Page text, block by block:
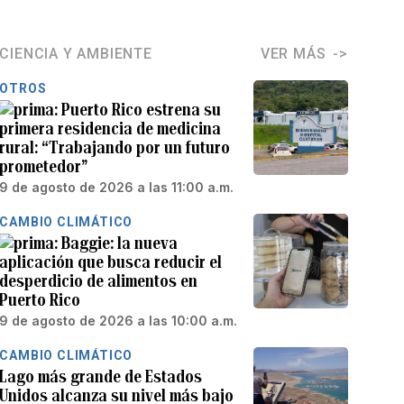
CIENCIA Y AMBIENTE VER MÁS
OTROS
Puerto Rico estrena su
primera residencia de medicina
rural: “Trabajando por un futuro
prometedor”
9 de agosto de 2026 a las 11:00 a.m.
CAMBIO CLIMÁTICO
Baggie: la nueva
aplicación que busca reducir el
desperdicio de alimentos en
Puerto Rico
9 de agosto de 2026 a las 10:00 a.m.
CAMBIO CLIMÁTICO
Lago más grande de Estados
Unidos alcanza su nivel más bajo